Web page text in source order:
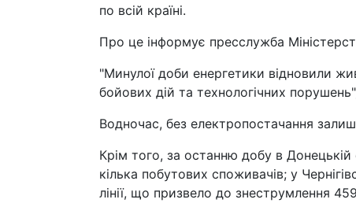
по всій країні.
Про це інформує пресслужба
"Минулої доби енергетики відновили
бойових дій та технологічних
Водночас, без електропостачання
Крім того, за останню добу в Донецькій
кілька побутових споживачів; у
лінії, що призвело до знеструмлення